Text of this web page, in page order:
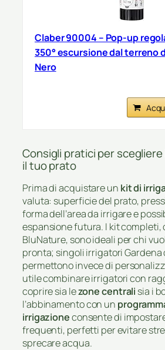
Claber 90004 – Pop-up
350° escursione dal terreno
Nero
Consigli pratici per
il tuo prato
Prima di acquistare un kit di
valuta: superficie del prato,
forma dell’area da irrigare e
espansione futura. I kit completi,
BluNature, sono ideali per chi
pronta; singoli irrigatori Gardena
permettono invece di
utile combinare irrigatori con
coprire sia lezone centrali sia i
l’abbinamento con un
irrigazioneconsente di
frequenti, perfetti per evitare
sprecare acqua.